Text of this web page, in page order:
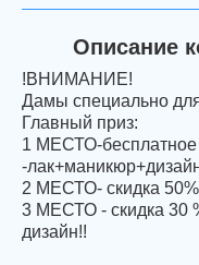
Описание
!ВНИМАНИЕ!
Дамы специально
Главный приз:
1 МЕСТО-бесплатное
-
2 МЕСТО- скидка
3 МЕСТО - скидка 30
дизайн!!